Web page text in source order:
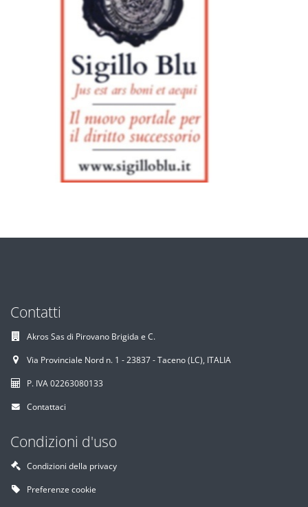
Contatti
Akros Sas di Pirovano Brigida e C.
Via Provinciale Nord n. 1 - 23837 - Taceno (LC), ITALIA
P. IVA 02263080133
Contattaci
Condizioni d'uso
Condizioni della privacy
Preferenze cookie